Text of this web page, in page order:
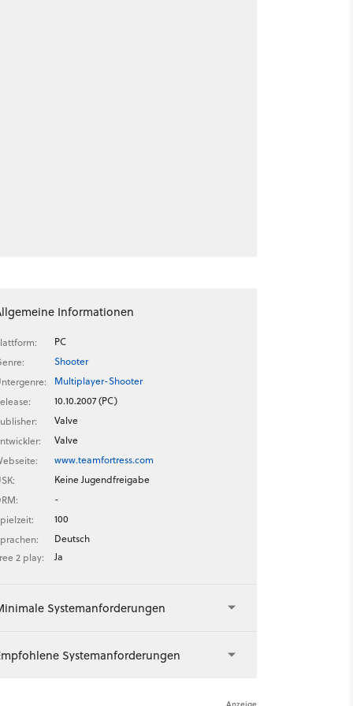
Informationen
PC
Shooter
Multiplayer-Shooter
10.10.2007 (PC)
Valve
Valve
www.teamfortress.com
Keine Jugendfreigabe
-
100
Deutsch
2 play:
Ja
Systemanforderungen
Systemanforderungen